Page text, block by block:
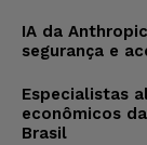
IA da
segurança e
Especialistas
econômicos
Brasil